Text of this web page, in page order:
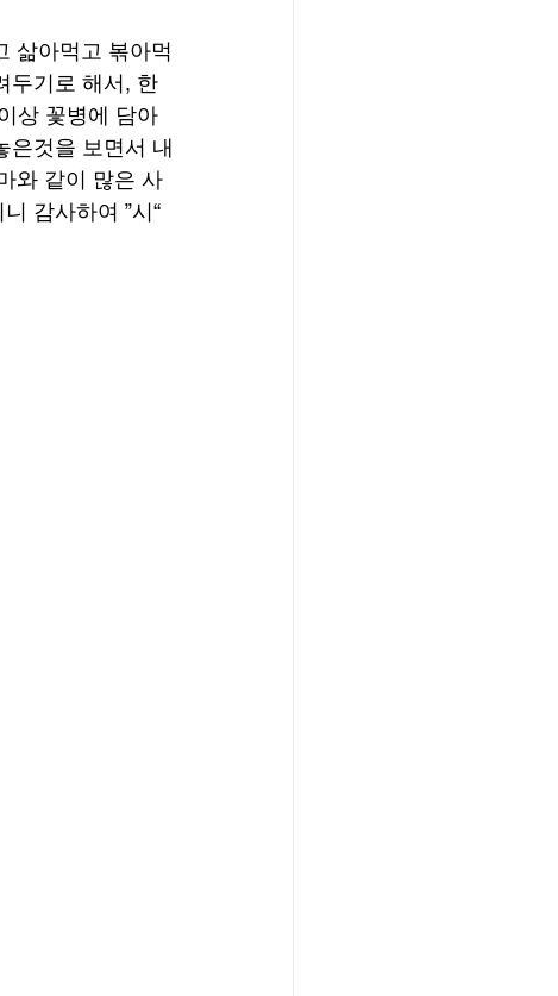
삶아먹고 볶아먹
두기로 해서, 한
상 꽃병에 담아
은것을 보면서 내
와 같이 많은 사
감사하여 ”시“